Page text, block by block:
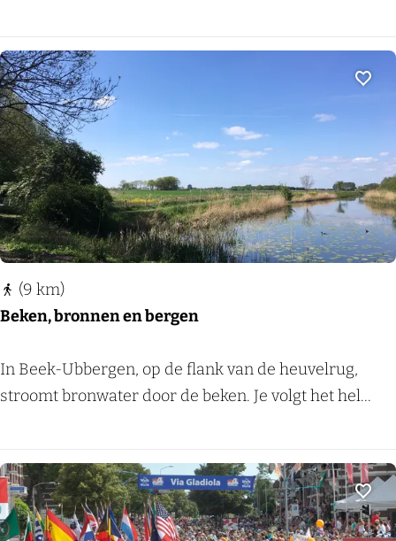
g
o
e
d
r
o
u
t
Beken, bronnen en bergen
B
e
n
,
b
(9 km)
In Beek-Ubbergen, op de flank van de heuvelrug,
stroomt bronwater door de beken. Je volgt het hel...